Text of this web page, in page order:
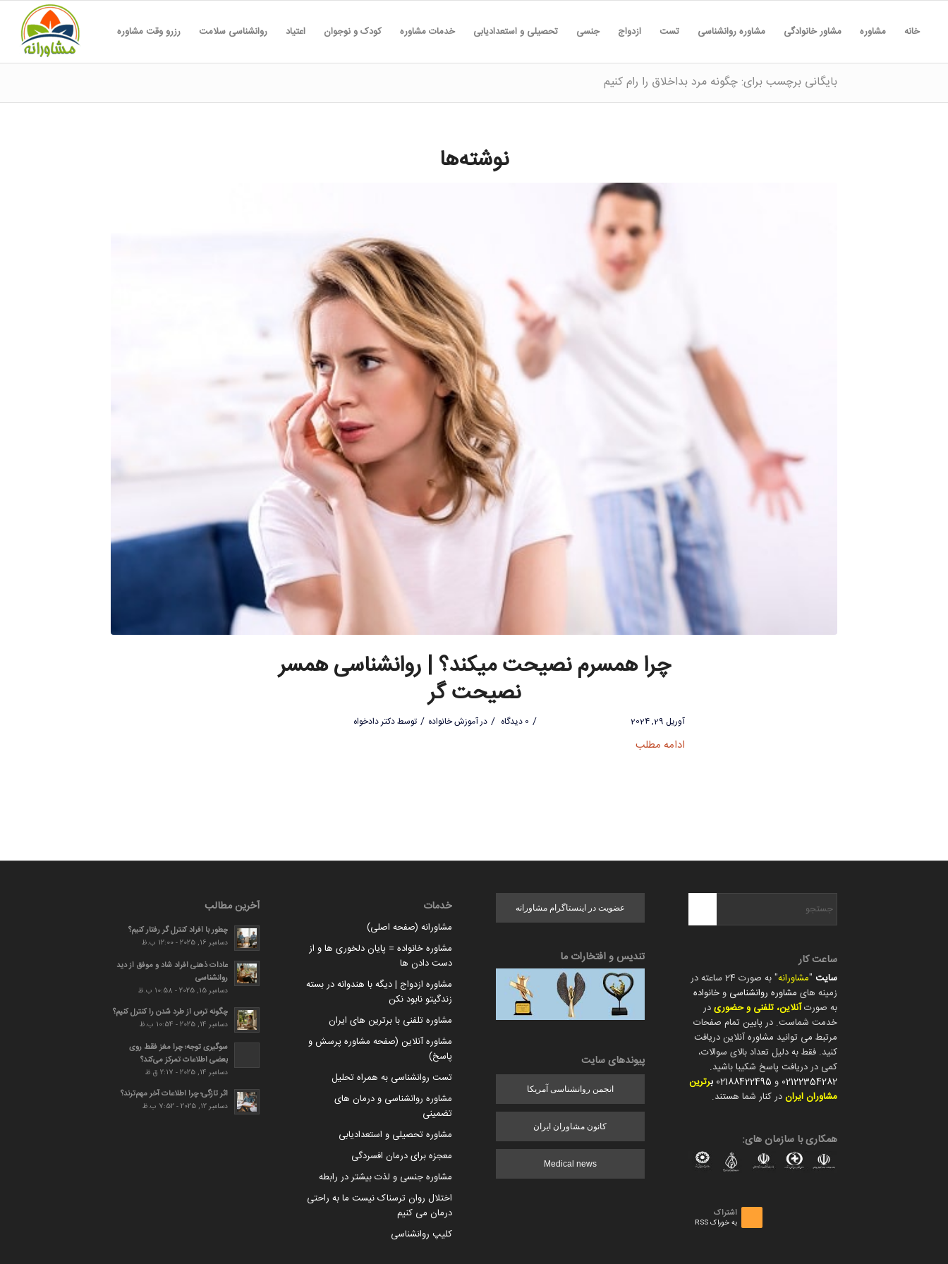
خانه مشاوره مشاور خانوادگی مشاوره روانشناسی تست ازدواج جنسی تحصیلی و استعدادیابی خدمات مشاوره کودک و نوجوان اعتیاد روانشناسی سلامت رزرو وقت مشاوره
بایگانی برچسب برای: چگونه مرد بداخلاق را رام کنیم
نوشته‌ها
چرا همسرم نصیحت میکند؟ | روانشناسی همسر
نصیحت گر
آوریل 29, 2024 / 0 دیدگاه / درآموزش خانواده / توسطدکتر دادخواه
ادامه مطلب
ساعت کار
سایت "مشاورانه
" به صورت 24 ساعته در
زمینه های مشاوره روانشناسی وخانواده
به صورتآنلاین، تلفنی و حضوریدر
خدمت شماست. در پایین تمام صفحات
مرتبط می توانید مشاوره آنلاین دریافت
کنید. فقط به دلیل تعداد بالای سوالات،
کمی در دریافت پاسخ شکیبا باشید.
02122354282 و 02188422495 برترین
مشاوران ایراندر کنار شما هستند.
همکاری با سازمان های:
اشتراک
به خوراک RSS
عضویت در اینستاگرام مشاورانه
تندیس و افتخارات ما
پیوندهای سایت
انجمن روانشناسی آمریکا
کانون مشاوران ایران
Medical news
خدمات
مشاورانه (صفحه اصلی)
مشاوره خانواده = پایان دلخوری ها و از
دست دادن ها
مشاوره ازدواج | دیگه با هندوانه در بسته
زندگیتو نابود نکن
مشاوره تلفنی با برترین های ایران
مشاوره آنلاین (صفحه مشاوره پرسش و
پاسخ)
تست روانشناسی به همراه تحلیل
مشاوره روانشناسی و درمان های
تضمینی
مشاوره تحصیلی و استعدادیابی
معجزه برای درمان افسردگی
مشاوره جنسی و لذت بیشتر در رابطه
اختلال روان ترسناک نیست ما به راحتی
درمان می کنیم
کلیپ روانشناسی
آخرین مطالب
چطور با افراد کنترل گر رفتار کنیم؟
دسامبر 16, 2025 - 12:00 ب.ظ
عادات ذهنی افراد شاد و موفق از دید
روانشناسی
دسامبر 15, 2025 - 10:58 ب.ظ
چگونه ترس از طرد شدن را کنترل کنیم؟
دسامبر 14, 2025 - 10:54 ب.ظ
سوگیری توجه؛ چرا مغز فقط روی
بعضی اطلاعات تمرکز می‌کند؟
دسامبر 14, 2025 - 2:17 ق.ظ
اثر تازگی؛ چرا اطلاعات آخر مهم‌ترند؟
دسامبر 12, 2025 - 7:52 ب.ظ